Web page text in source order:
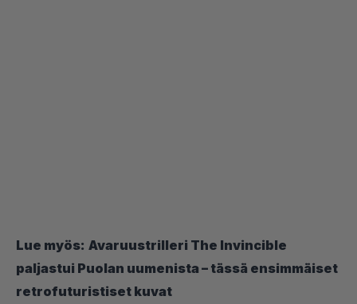
Lue myös: Avaruustrilleri The Invincible
paljastui Puolan uumenista – tässä ensimmäiset
retrofuturistiset kuvat